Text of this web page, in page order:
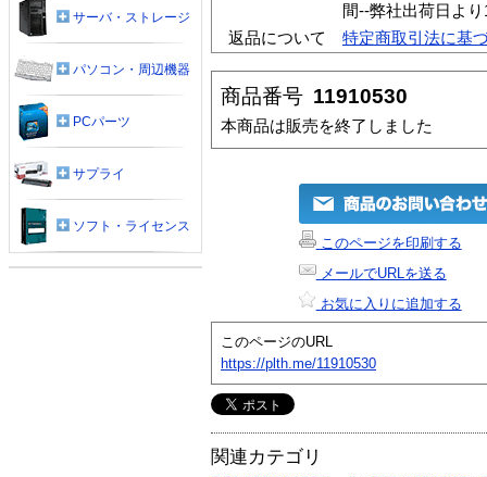
間--弊社出荷日よ
返品について
特定商取引法に基
商品番号 11910530
本商品は販売を終了しました
このページを印刷する
メールでURLを送る
お気に入りに追加する
このページのURL
https://plth.me/11910530
関連カテゴリ
サーバ・ストレージ
パソコン・周辺機器
PCパーツ
サプライ
ソフト・ライセンス